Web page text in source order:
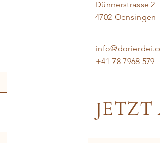
Dünnerstrasse 2
4702 Oensingen
+41 78 7968 579